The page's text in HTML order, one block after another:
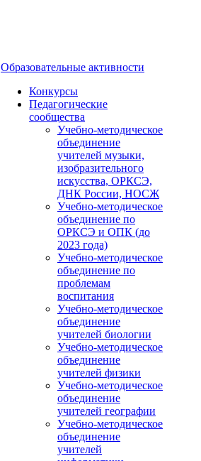
Образовательные активности
Конкурсы
Педагогические
сообщества
Учебно-методическое
объединение
учителей музыки,
изобразительного
искусства, ОРКСЭ,
ДНК России, НОСЖ
Учебно-методическое
объединение по
ОРКСЭ и ОПК (до
2023 года)
Учебно-методическое
объединение по
проблемам
воспитания
Учебно-методическое
объединение
учителей биологии
Учебно-методическое
объединение
учителей физики
Учебно-методическое
объединение
учителей географии
Учебно-методическое
объединение
учителей